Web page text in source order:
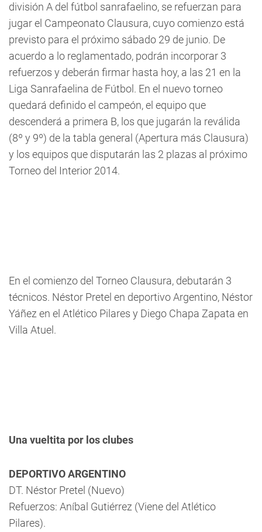
división A del fútbol sanrafaelino, se refuerzan para
jugar el Campeonato Clausura, cuyo comienzo está
previsto para el próximo sábado 29 de junio. De
acuerdo a lo reglamentado, podrán incorporar 3
refuerzos y deberán firmar hasta hoy, a las 21 en la
Liga Sanrafaelina de Fútbol. En el nuevo torneo
quedará definido el campeón, el equipo que
descenderá a primera B, los que jugarán la reválida
(8º y 9º) de la tabla general (Apertura más Clausura)
y los equipos que disputarán las 2 plazas al próximo
Torneo del Interior 2014.
En el comienzo del Torneo Clausura, debutarán 3
técnicos. Néstor Pretel en deportivo Argentino, Néstor
Yáñez en el Atlético Pilares y Diego Chapa Zapata en
Villa Atuel.
Una vueltita por los clubes
DEPORTIVO ARGENTINO
DT. Néstor Pretel (Nuevo)
Refuerzos: Aníbal Gutiérrez (Viene del Atlético
Pilares).